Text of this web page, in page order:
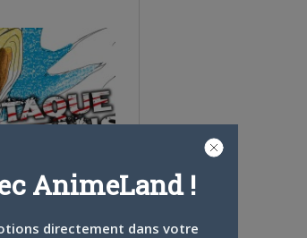
0
AnimeLand !
directement dans votre